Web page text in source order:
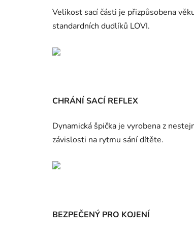
Velikost sací části je přizpůsobena
standardních dudlíků LOVI.
CHRÁNÍ SACÍ REFLEX
Dynamická špička je vyrobena z
závislosti na rytmu sání dítěte.
BEZPEČENÝ PRO KOJENÍ